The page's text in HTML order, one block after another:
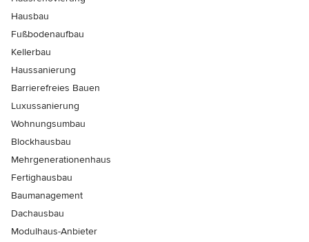
Hausbau
Fußbodenaufbau
Kellerbau
Haussanierung
Barrierefreies Bauen
Luxussanierung
Wohnungsumbau
Blockhausbau
Mehrgenerationenhaus
Fertighausbau
Baumanagement
Dachausbau
Modulhaus-Anbieter